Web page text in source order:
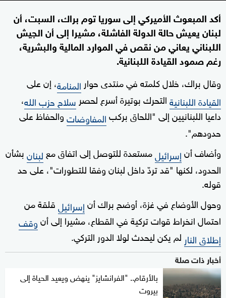
أكد المبعوث الأميركي إلى سوريا توم براك، السبت، أن
لبنان يعيش حالة الدولة الفاشلة، مشيرا إلى أن الجيش
اللبناني يعاني من نقص في الموارد المالية والبشرية،
رغم صمود القيادة اللبنانية.
وقال براك، خلال كلمته في منتدى حوار المنامة، إن على
القيادة اللبنانيةالتحرك بوتيرة أسرع لحصر سلاح حزب الله،
داعيا اللبنانيين إلى "اللحاق بركبالمفاوضاتوالحفاظ على
حدودهم".
وأضاف أنإسرائيلمستعدة للتوصل إلى اتفاق معلبنانبشأن
الحدود، لكنها "قد تردّ داخل لبنان وفقا للتطورات"، على حد
قوله.
وحول الأوضاع في غزة، أوضح براك أنإسرائيلقلقة من
احتمال انخراط قوات تركية في القطاع، مشيرا إلى أنوقف
إطلاق النار لم يكن ليحدث لولا الدور التركي.
أخبار ذات صلة
بالأرقام.. "الفرانشايز" ينهض ويعيد الحياة إلى
بيروت